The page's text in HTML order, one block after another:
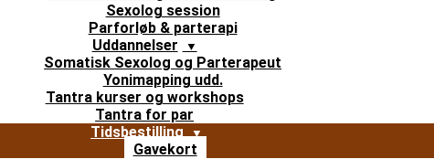
Sexolog session
Parforløb & parterapi
Uddannelser
Somatisk Sexolog og Parterapeut
Yonimapping udd.
Tantra kurser og workshops
Tantra for par
Tidsbestilling
Gavekort